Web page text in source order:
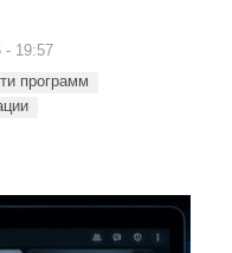
- 19:57
программ